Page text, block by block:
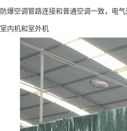
防爆空调管路连接和普通空调一致，电
室内机和室外机